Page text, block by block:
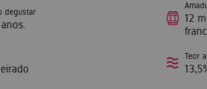
degustar
12
Teor